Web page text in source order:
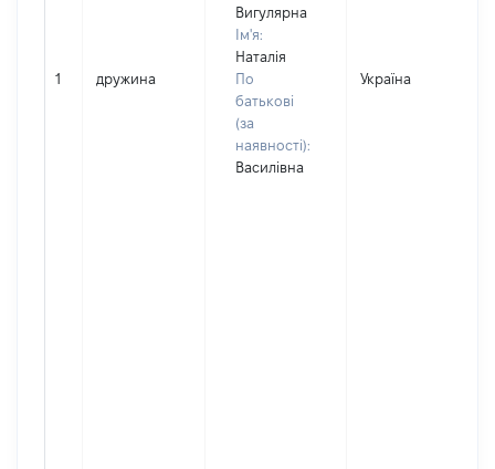
1 дружина
Вигулярна
Ім'я:
Наталія
По
батькові
(за
наявності):
Василівна
Україна